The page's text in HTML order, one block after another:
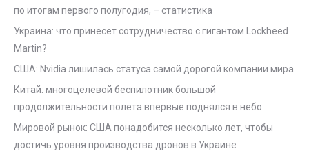
по итогам первого полугодия, – статистика
Украина: что принесет сотрудничество с гигантом Lockheed
Martin?
США: Nvidia лишилась статуса самой дорогой компании мира
Китай: многоцелевой беспилотник большой
продолжительности полета впервые поднялся в небо
Мировой рынок: США понадобится несколько лет, чтобы
достичь уровня производства дронов в Украине